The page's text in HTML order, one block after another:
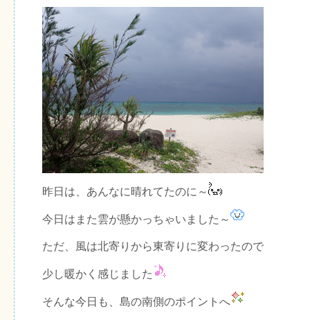
昨日は、あんなに晴れてたのに～
今日はまた雲が懸かっちゃいました～
ただ、風は北寄りから東寄りに変わったので
少し暖かく感じました
そんな今日も、島の南側のポイントへ